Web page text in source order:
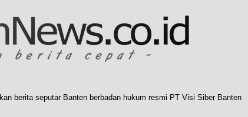
berita seputar Banten berbadan hukum resmi PT Visi Siber Banten